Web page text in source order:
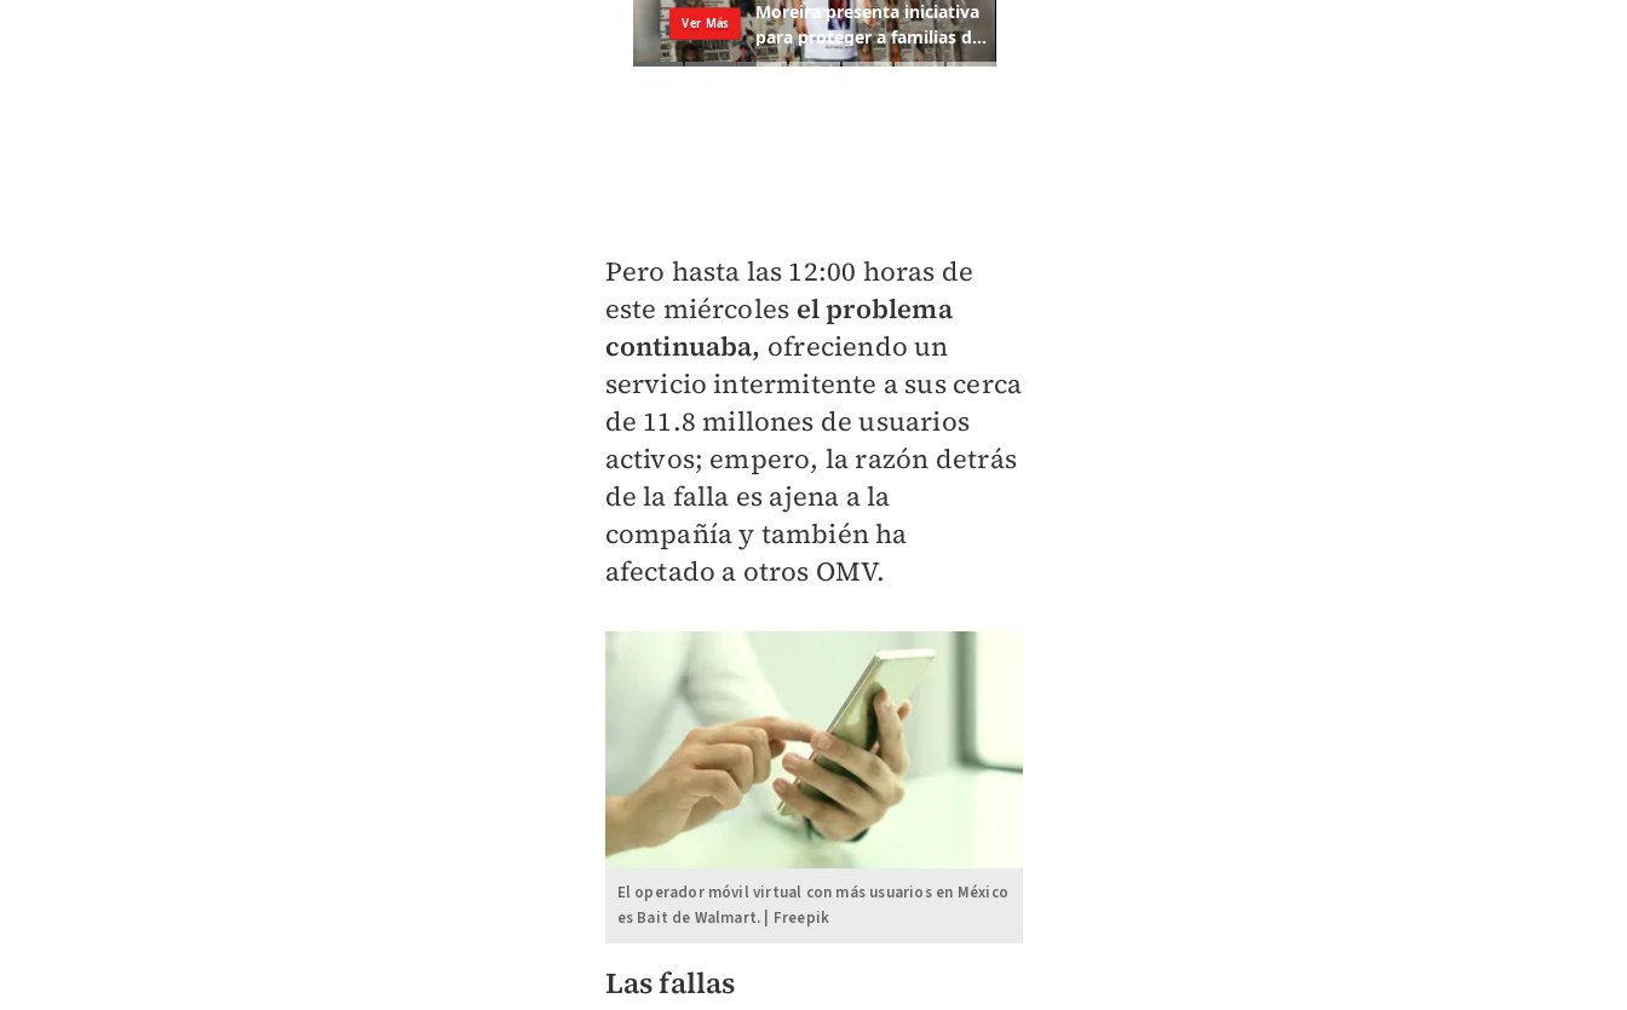
Pero hasta las 12:00 horas de
este miércoles el problema
continuaba, ofreciendo un
servicio intermitente a sus cerca
de 11.8 millones de usuarios
activos; empero, la razón detrás
de la falla es ajena a la
compañía y también ha
afectado a otros OMV.
El operador móvil virtual con más usuarios en México
es Bait de Walmart. | Freepik
Las fallas